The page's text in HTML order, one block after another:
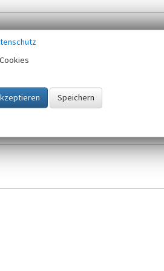
gespeichert und verwendet.
gültigen Europäischen